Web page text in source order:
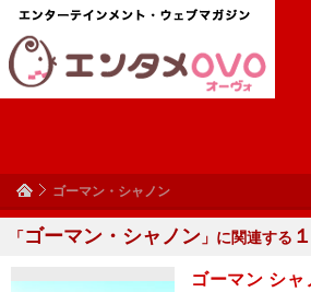
ゴーマン・シャノン
「ゴーマン・シャノン 」に関連する １
ゴーマン シャ